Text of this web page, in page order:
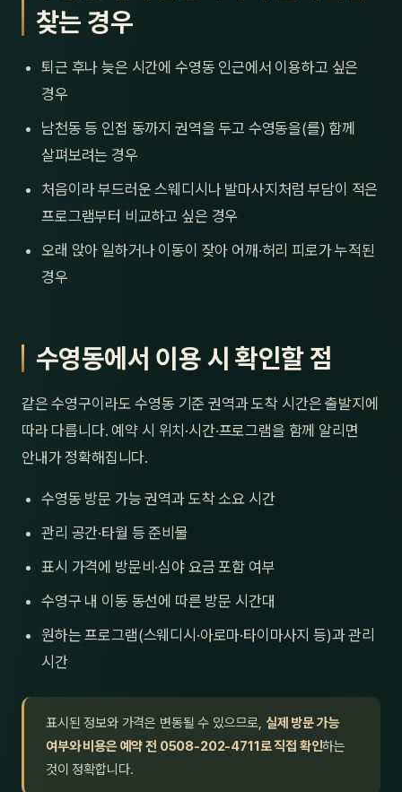
찾는 경우
퇴근 후나 늦은 시간에 수영동 인근에서 이용하고 싶은
경우
남천동 등 인접 동까지 권역을 두고 수영동을(를) 함께
살펴보려는 경우
처음이라 부드러운 스웨디시나 발마사지처럼 부담이 적은
프로그램부터 비교하고 싶은 경우
오래 앉아 일하거나 이동이 잦아 어깨·허리 피로가 누적된
경우
수영동에서 이용 시 확인할 점
같은 수영구이라도 수영동 기준 권역과 도착 시간은 출발지에
따라 다릅니다. 예약 시 위치·시간·프로그램을 함께 알리면
안내가 정확해집니다.
수영동 방문 가능 권역과 도착 소요 시간
관리 공간·타월 등 준비물
표시 가격에 방문비·심야 요금 포함 여부
수영구 내 이동 동선에 따른 방문 시간대
원하는 프로그램(스웨디시·아로마·타이마사지 등)과 관리
시간
표시된 정보와 가격은 변동될 수 있으므로, 실제 방문 가능
여부와 비용은 예약 전 0508-202-4711로 직접 확인하는
것이 정확합니다.